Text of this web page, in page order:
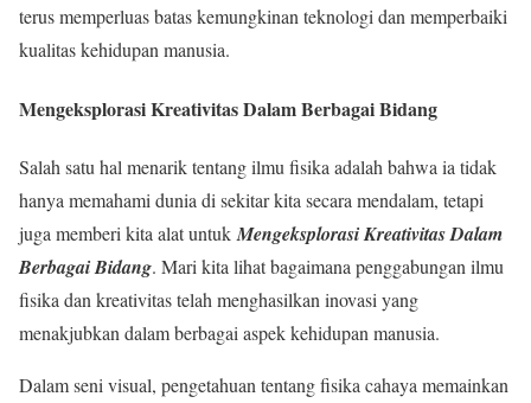
terus memperluas batas kemungkinan teknologi dan memperbaiki
kualitas kehidupan manusia.
Mengeksplorasi Kreativitas Dalam Berbagai Bidang
Salah satu hal menarik tentang ilmu fisika adalah bahwa ia tidak
hanya memahami dunia di sekitar kita secara mendalam, tetapi
juga memberi kita alat untuk Mengeksplorasi Kreativitas Dalam
Berbagai Bidang. Mari kita lihat bagaimana penggabungan ilmu
fisika dan kreativitas telah menghasilkan inovasi yang
menakjubkan dalam berbagai aspek kehidupan manusia.
Dalam seni visual, pengetahuan tentang fisika cahaya memainkan